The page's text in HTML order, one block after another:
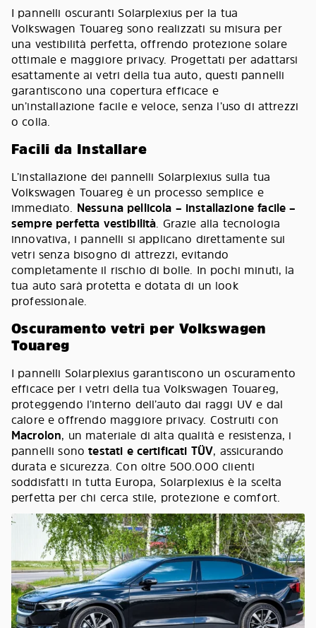
I pannelli oscuranti Solarplexius per la tua
Volkswagen Touareg sono realizzati su misura per
una vestibilità perfetta, offrendo protezione solare
ottimale e maggiore privacy. Progettati per adattarsi
esattamente ai vetri della tua auto, questi pannelli
garantiscono una copertura efficace e
un’installazione facile e veloce, senza l’uso di attrezzi
o colla.
Facili da Installare
L’installazione dei pannelli Solarplexius sulla tua
Volkswagen Touareg è un processo semplice e
immediato. Nessuna pellicola – installazione facile –
sempre perfetta vestibilità. Grazie alla tecnologia
innovativa, i pannelli si applicano direttamente sui
vetri senza bisogno di attrezzi, evitando
completamente il rischio di bolle. In pochi minuti, la
tua auto sarà protetta e dotata di un look
professionale.
Oscuramento vetri per Volkswagen
Touareg
I pannelli Solarplexius garantiscono un oscuramento
efficace per i vetri della tua Volkswagen Touareg,
proteggendo l’interno dell’auto dai raggi UV e dal
calore e offrendo maggiore privacy. Costruiti con
Macrolon, un materiale di alta qualità e resistenza, i
pannelli sonotestati e certificati TÜV, assicurando
durata e sicurezza. Con oltre 500.000 clienti
soddisfatti in tutta Europa, Solarplexius è la scelta
perfetta per chi cerca stile, protezione e comfort.